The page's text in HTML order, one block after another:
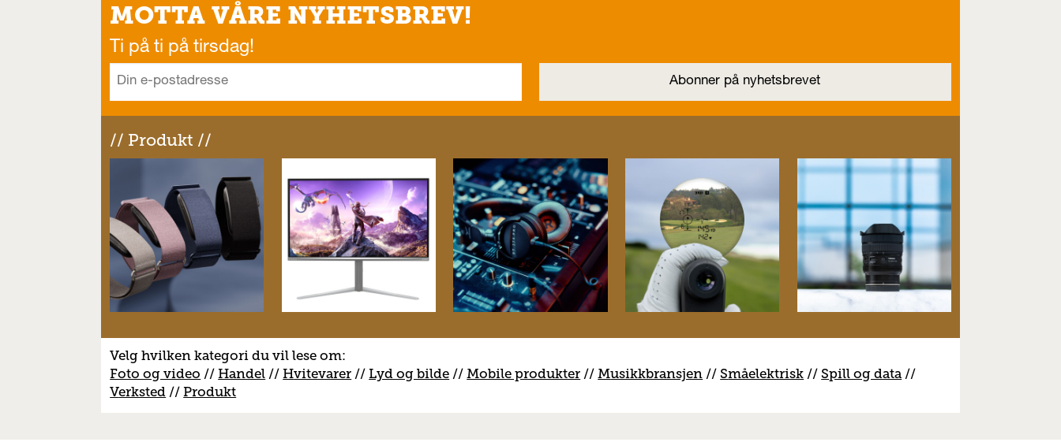
MOTTA VÅRE NYHETSBREV!
Ti på ti på tirsdag!
// Produkt //
Velg hvilken kategori du vil lese om:
Foto og video //Handel //Hvitevarer // Lyd og bilde //Mobile produkter //Musikkbransjen // Småelektrisk // Spill og data //
Verksted //Produkt